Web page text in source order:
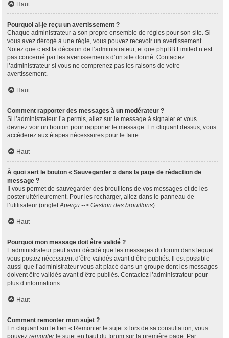
Haut
Pourquoi ai-je reçu un avertissement ?
Chaque administrateur a son propre ensemble de règles pour son site. Si
vous avez dérogé à une règle, vous pouvez recevoir un avertissement.
Notez que c’est la décision de l’administrateur, et que phpBB Limited n’est
pas concerné par les avertissements d’un site donné. Contactez
l’administrateur si vous ne comprenez pas les raisons de votre
avertissement.
Haut
Comment rapporter des messages à un modérateur ?
Si l’administrateur l’a permis, allez sur le message à signaler et vous
devriez voir un bouton pour rapporter le message. En cliquant dessus, vous
accéderez aux étapes nécessaires pour le faire.
Haut
À quoi sert le bouton « Sauvegarder » dans la page de rédaction de
message ?
Il vous permet de sauvegarder des brouillons de vos messages et de les
poster ultérieurement. Pour les recharger, allez dans le panneau de
l’utilisateur (ongletAperçu --> Gestion des brouillons).
Haut
Pourquoi mon message doit être validé ?
L’administrateur peut avoir décidé que les messages du forum dans lequel
vous postez nécessitent d’être validés avant d’être publiés. Il est possible
aussi que l’administrateur vous ait placé dans un groupe dont les messages
doivent être validés avant d’être publiés. Contactez l’administrateur pour
plus d’informations.
Haut
Comment remonter mon sujet ?
En cliquant sur le lien « Remonter le sujet » lors de sa consultation, vous
pouvez remonterle sujet en haut du forum sur la première page. Par